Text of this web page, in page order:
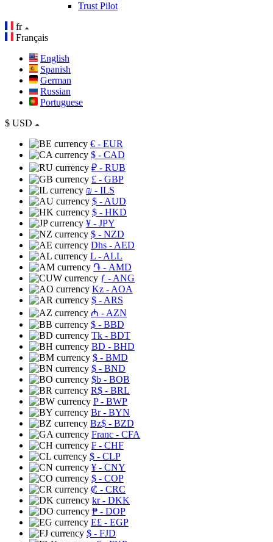
Trust Pilot
fr
Français
English
Spanish
German
Russian
Portuguese
$ USD
€ - EUR
$ - CAD
₽ - RUB
£ - GBP
₪ - ILS
$ - AUD
$ - HKD
¥ - JPY
$ - NZD
Dhs - AED
L - ALL
֏ - AMD
ƒ - ANG
Kz - AOA
$ - ARS
₼ - AZN
$ - BBD
Tk - BDT
BD - BHD
$ - BMD
$ - BND
$b - BOB
R$ - BRL
P- BWP
Br- BYN
Bz$ - BZD
Franc - CFA
₣ - CHF
$ - CLP
¥ - CNY
$ - COP
₡ - CRC
kr- DKK
₱ - DOP
E£ - EGP
$ - FJD